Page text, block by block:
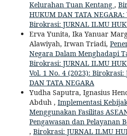
Kelurahan Tuan Kentang ,
HUKUM DAN TATA
Birokrasi: JURNAL ILMU
Erva Yunita, Ika Yanuar
Alawiyah, Irwan Triadi,
Negara Dalam Menghadapi
Birokrasi: JURNAL ILMU
Vol. 1 No. 4 (2023): Birokrasi:
DAN TATA NEGARA
Yudha Saputra, Ignasius
Abduh , Implementasi
Menggunakan Fasilitas
Pengawasan dan Pelayanan
, Birokrasi: JURNAL ILMU